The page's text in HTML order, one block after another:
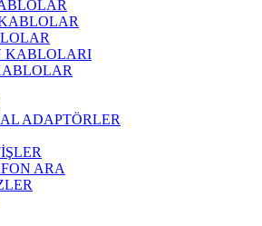
KABLOLARI
ADAPTÖRLER
ARA